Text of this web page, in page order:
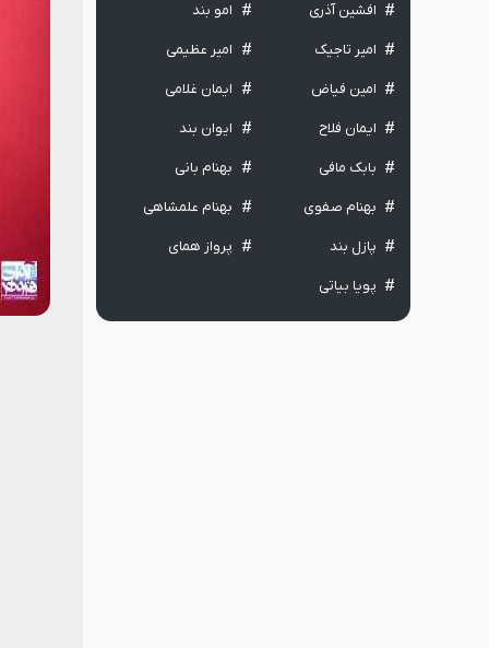
افشین آذری امو بند
امیر تاجیک امیر عظیمی
امین فیاض ایمان غلامی
ایمان فلاح ایوان بند
بابک مافی بهنام بانی
بهنام صفوی بهنام علمشاهی
پازل بند پرواز همای
پویا بیاتی